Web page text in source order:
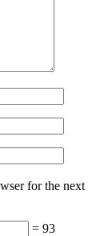
for the next
= 93